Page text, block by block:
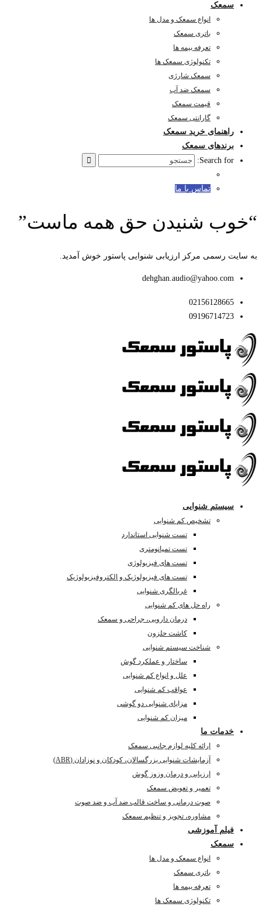
سمعک
انواع سمعک و مدل ها
باتری سمعک
تعرفه بیمه ها
تکنولوژی سمعک ها
سمعک شارژی
سمعک ضد آب
قیمت سمعک
گارانتی سمعک
راهنمای خرید سمعک
برندهای سمعک
Search for:
تماس با ما
“خوب شنیدن حق همه ماست”
به سایت رسمی مرکز ارزیابی شنوایی پاستور خوش آمدید.
dehghan.audio@yahoo.com
02156128665
09196714723
سیستم شنوایی
تشخیص کم شنوایی
تست شنوایی استاندارد
تست تمپانومتری
تست های فیزیولوژی
تست های فیزیولوژیک و الکتروفیزیولوژیک
غربالگری شنوایی
راه حل های کم شنوایی
درمان دارویی، جراحی و سمعک
کاشت حلزون
شناخت سیستم شنوایی
ساختار و عملکرد گوش
علل و انواع کم شنوایی
عواقب کم شنوایی
مزایای شنوایی دو گوشی
میزان کم شنوایی
خدمات ما
ارائه کلیه لوازم جانبی سمعک
آزمایشات شنوایی بزرگسالان، کودکان و نوزادان (ABR)
ارزیابی و درمان وزوز گوش
تعمیر و تعویض سمعک
صوت درمانی و ساخت قالب ضد آب و ضد صوت
مشاوره، تجویز و تنظیم سمعک
فیلم آموزشی
سمعک
انواع سمعک و مدل ها
باتری سمعک
تعرفه بیمه ها
تکنولوژی سمعک ها